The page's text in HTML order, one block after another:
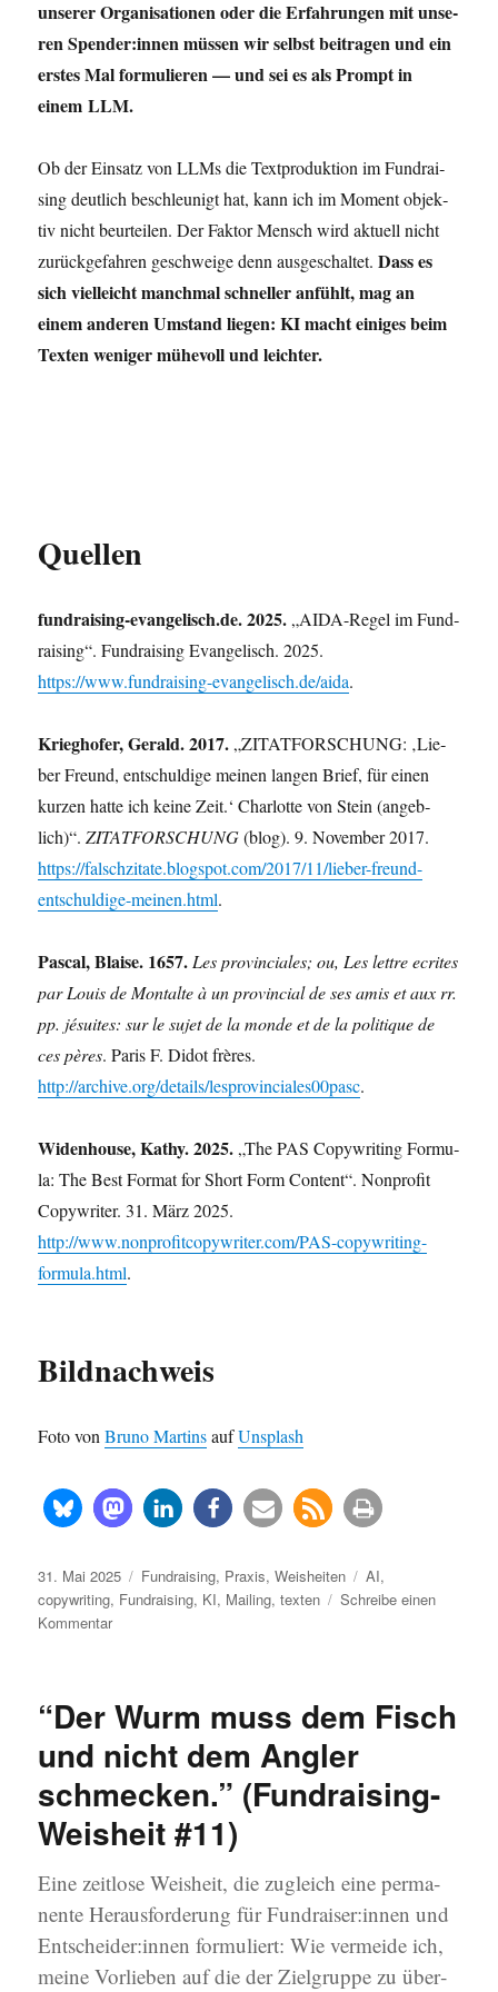
unse­rer Orga­ni­sa­tio­nen oder die Erfah­run­gen mit unse­
ren Spender:innen müs­sen wir selbst bei­tra­gen und ein
ers­tes Mal for­mu­lie­ren — und sei es als Prompt in
einem LLM.
Ob der Ein­satz von LLMs die Text­pro­duk­ti­on im Fund­rai­
sing deut­lich beschleu­nigt hat, kann ich im Moment objek­
tiv nicht beur­tei­len. Der Fak­tor Mensch wird aktu­ell nicht
zurück­ge­fah­ren geschwei­ge denn aus­ge­schal­tet.Dass es
sich viel­leicht manch­mal schnel­ler anfühlt, mag an
einem ande­ren Umstand lie­gen: KI macht eini­ges beim
Tex­ten weni­ger mühe­voll und leichter.
Quellen
fundraising-evangelisch.de. 2025.„AIDA-Regel im Fund­
rai­sing“. Fund­rai­sing Evan­ge­lisch. 2025.
https://www.fundraising-evangelisch.de/aida.
Krieg­ho­fer, Gerald. 2017.„ZITATFORSCHUNG: ‚Lie­
ber Freund, ent­schul­di­ge mei­nen lan­gen Brief, für einen
kur­zen hat­te ich kei­ne Zeit.‘ Char­lot­te von Stein (angeb­
lich)“.ZITATFORSCHUNG(blog). 9. Novem­ber 2017.
https://falschzitate.blogspot.com/2017/11/lieber-freund-
entschuldige-meinen.html.
Pas­cal, Blai­se. 1657. Les pro­vin­cia­les; ou, Les lett­re ecri­tes
par Lou­is de Mon­tal­te à un pro­vin­cial de ses amis et aux rr.
pp. jésui­tes: sur le sujet de la mon­de et de la poli­tique de
ces pères. Paris F. Didot frè­res.
http://archive.org/details/lesprovinciales00pasc.
Widen­house, Kathy. 2025.„The PAS Copy­wri­ting For­mu­
la: The Best For­mat for Short Form Con­tent“. Non­pro­fit
Copy­wri­ter. 31. März 2025.
http://www.nonprofitcopywriter.com/PAS-copywriting-
formula.html.
Bildnachweis
Foto vonBru­no Mar­tinsaufUns­plash
Veröffentlicht
am
31. Mai 2025 Kategorien
Fundraising, Praxis,Weisheiten Schlagwörter
AI,
copywriting, Fundraising, KI, Mailing,texten
Schreibe einen
Kommentarzu
ich
einen
langen
Brief
schreibe,
einen
kurzen
habe
ich
keine
“Der Wurm muss dem Fisch
und nicht dem Angler
schmecken.” (Fundraising-
Weisheit #11)
Eine zeit­lo­se Weis­heit, die zugleich eine per­ma­
nen­te Her­aus­for­de­rung für Fundraiser:innen und
Entscheider:innen for­mu­liert: Wie ver­mei­de ich,
mei­ne Vor­lie­ben auf die der Ziel­grup­pe zu über­